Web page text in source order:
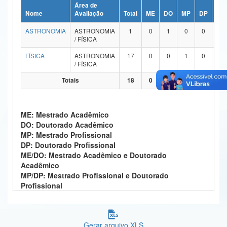
Ministério da Ciência, Tecnologia, Inovações e Comunicações
Ministério do Meio Ambiente
Ministério do Turismo
Ministério do Desenvolvimento Regional
Ministério da Mulher, da Família e dos Direitos Humanos
Secretaria-Geral
Secretaria de Governo
Gabinete de Segurança Institucional
Nome
Área de
Avaliação
Total ME DO MP DP
ASTRONOMIA
ASTRONOMIA
/ FÍSICA
1 0 1 0 0
FÍSICA
ASTRONOMIA
/ FÍSICA
17 0 0 1 0
Totais 18 0 1 1 0
ME: Mestrado Acadêmico
DO: Doutorado Acadêmico
MP: Mestrado Profissional
DP: Doutorado Profissional
ME/DO: Mestrado Acadêmico e Doutorado
Acadêmico
MP/DP: Mestrado Profissional e Doutorado
Profissional
Gerar arquivo XLS